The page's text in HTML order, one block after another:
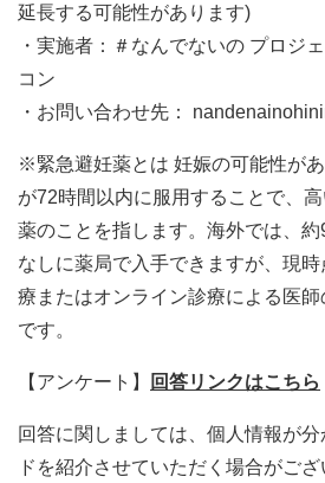
延長する可能性があります)
・実施者：＃なんでないの プロジ
コン
・お問い合わせ先：
※緊急避妊薬とは 妊娠の可能性が
が72時間以内に服用することで、
薬のことを指します。海外では、
なしに薬局で入手できますが、現
療またはオンライン診療による医
です。
【アンケート】 回答リンクはこちら
回答に関しましては、個人情報が
ドを紹介させていただく場合がご